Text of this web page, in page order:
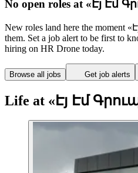
No open roles at «Էյ Էմ
New roles land here the
them. Set a job alert to be first to
hiring on HR Drone today.
Browse all jobs Get job alerts
Life at «Էյ Էմ